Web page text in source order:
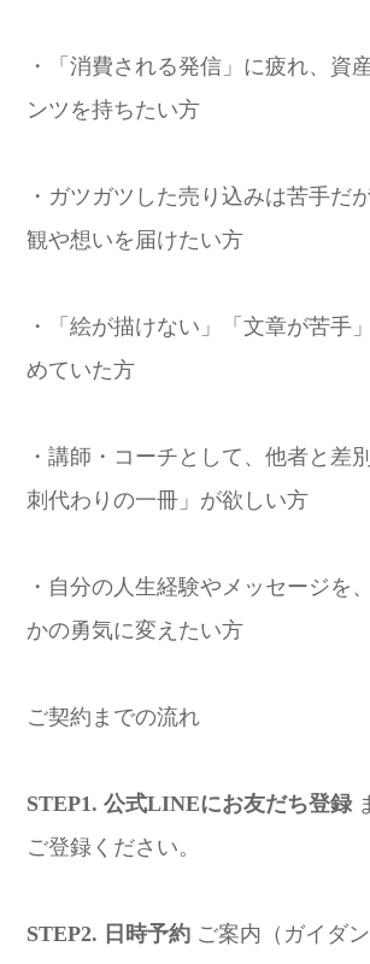
・「消費される発信」に疲れ、資
ンツを持ちたい方
・ガツガツした売り込みは苦手だ
観や想いを届けたい方
・「絵が描けない」「文章が苦手
めていた方
・講師・コーチとして、他者と差
刺代わりの一冊」が欲しい方
・自分の人生経験やメッセージを
かの勇気に変えたい方
ご契約までの流れ
STEP1. 公式LINEにお友だち登録
ご登録ください。
STEP2. 日時予約 ご案内（ガイダ